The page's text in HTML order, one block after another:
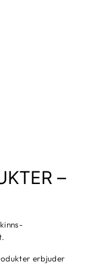
–
erbjuder